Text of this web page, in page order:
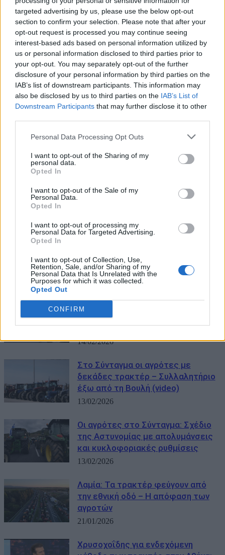
targeted advertising by us, please use the below opt-out
section to confirm your selection. Please note that after your
opt-out request is processed you may continue seeing
interest-based ads based on personal information utilized by
us or personal information disclosed to third parties prior to
your opt-out. You may separately opt-out of the further
disclosure of your personal information by third parties on the
IAB’s list of downstream participants. This information may
also be disclosed by us to third parties on the IAB’s List of
Downstream Participants that may further disclose it to other
Personal Data Processing Opt Outs
I want to opt-out of the Sharing of my
personal data.
Opted In
I want to opt-out of the Sale of my
Personal Data.
Opted In
I want to opt-out of processing my
Personal Data for Targeted Advertising.
Opted In
I want to opt-out of Collection, Use,
Retention, Sale, and/or Sharing of my
Personal Data that Is Unrelated with the
Purposes for which it was collected.
Opted Out
CONFIRM
ΜΠΟΡΕΙ ΝΑ ΣΑΣ ΕΝΔΙΑΦΕΡΕΙ
Αναχωρούν από το Σύνταγμα οι
αγρότες – «Θα συνεχίσουμε τον
αγώνα επιβίωσης»
14/02/2026
Στο Σύνταγμα οι αγρότες με
δεκάδες τρακτέρ – Συλλαλητήριο
έξω από τη Βουλή (video)
13/02/2026
Οι αγρότες στο Σύνταγμα: Σχέδιο
της Αστυνομίας με απολυμάνσεις
και κυκλοφοριακές ρυθμίσεις
13/02/2026
Λαμία: Τα τρακτέρ φεύγουν από
την εθνική οδό – Η απόφαση των
αγροτών
21/01/2026
Χρυσοχοΐδης για ενδεχόμενη